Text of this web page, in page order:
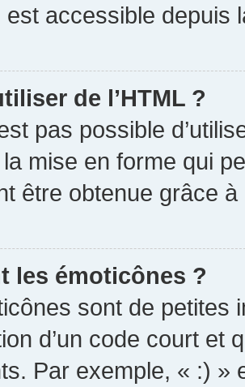
est accessible depuis
de l’HTML ?
pas possible
mise en forme qui
être obtenue grâce à
les émoticônes ?
sont de petites
d’un code court et
Par exemple, « :) »